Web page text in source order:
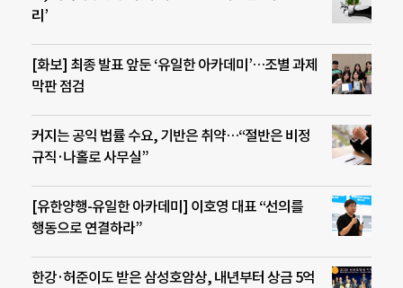
리’
[화보] 최종 발표 앞둔 ‘유일한 아카데미’…조별 과제
막판 점검
커지는 공익 법률 수요, 기반은 취약…“절반은 비정
규직·나홀로 사무실”
[유한양행-유일한 아카데미] 이호영 대표 “선의를
행동으로 연결하라”
한강·허준이도 받은 삼성호암상, 내년부터 상금 5억